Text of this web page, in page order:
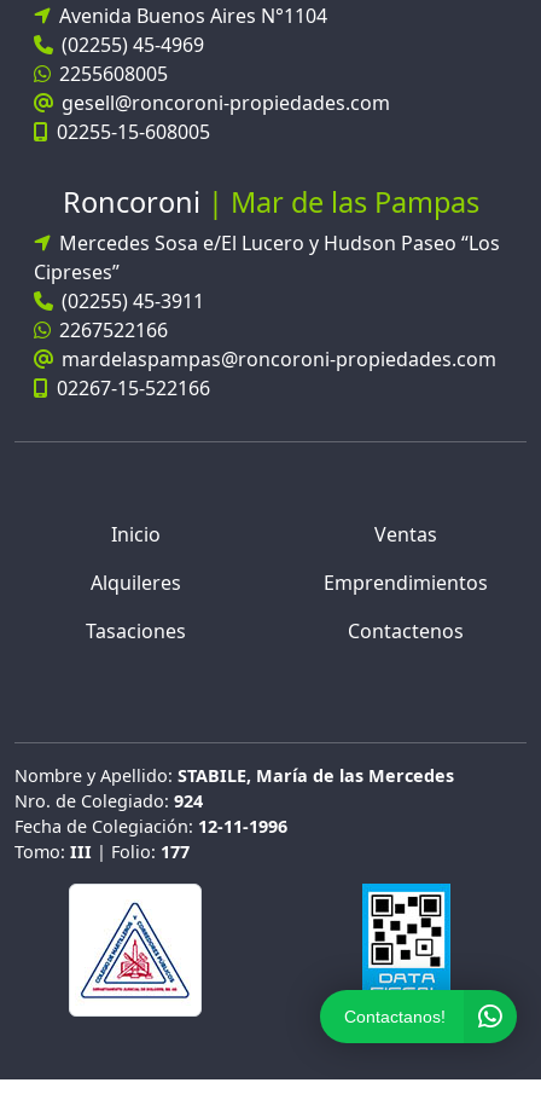
Avenida Buenos Aires N°1104
(02255) 45-4969
2255608005
gesell@roncoroni-propiedades.com
02255-15-608005
Roncoroni Mar de las Pampas
Mercedes Sosa e/El Lucero y Hudson Paseo “Los
Cipreses”
(02255) 45-3911
2267522166
mardelaspampas@roncoroni-propiedades.com
02267-15-522166
Inicio
Ventas
Alquileres
Emprendimientos
Tasaciones
Contactenos
Nombre y Apellido: STABILE, María de las Mercedes
Nro. de Colegiado: 924
Fecha de Colegiación: 12-11-1996
Tomo: III | Folio: 177
Contactanos!